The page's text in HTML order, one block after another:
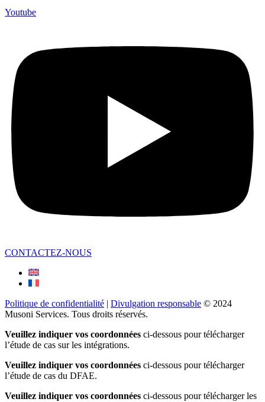
Youtube
CONTACTEZ-NOUS
Politique de confidentialité Divulgation responsable © 2024
Musoni Services. Tous droits réservés.
Veuillez indiquer vos coordonnées ci-dessous pour télécharger
l’étude de cas sur les intégrations.
Veuillez indiquer vos coordonnées ci-dessous pour télécharger
l’étude de cas du DFAE.
Veuillez indiquer vos coordonnées ci-dessous pour télécharger les